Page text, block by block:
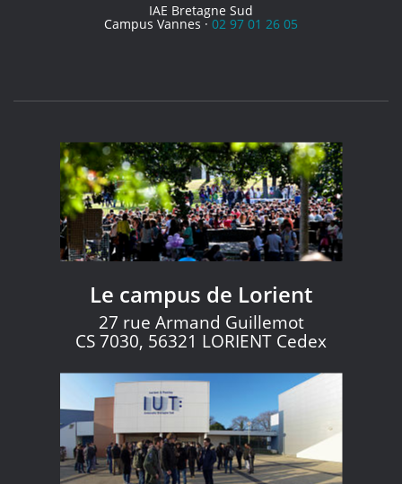
IAE Bretagne Sud
Campus Vannes ·02 97 01 26 05
Le campus de Lorient
27 rue Armand Guillemot
CS 7030, 56321 LORIENT Cedex